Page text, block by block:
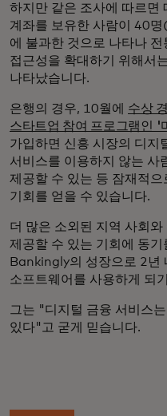
하지만 같은 조사에 따르면
계좌를 보유한 사람이 40
에 불과한 것으로 나타나
접근성을 확대하기 위해서
나타났습니다.
은행의 경우, 10월에 수상
스타트업 참여 프로그램인 '
가입하면 신흥 시장의 디지
서비스를 이용하지 않는 사
제공할 수 있는 등 잠재적
기회를 얻을 수 있습니다.
더 많은 소외된 지역 사회
제공할 수 있는 기회에 동
Bankingly의 성장으로 2년
소프트웨어를 사용하게 되
그는 "디지털 금융 서비스
있다"고 굳게 믿습니다.